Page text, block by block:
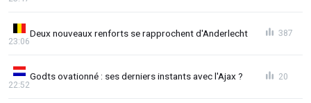
Deux nouveaux renforts se rapprochent d'Anderlecht
23:06
387
Godts ovationné : ses derniers instants avec l'Ajax ?
22:52
20